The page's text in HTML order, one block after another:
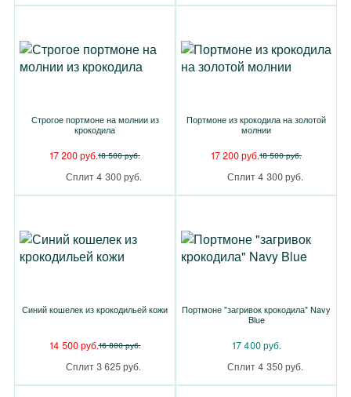
Строгое портмоне на молнии из
крокодила
17 200 руб.18 500 руб.
Сплит 4 300 руб.
Портмоне из крокодила на золотой
молнии
17 200 руб.18 500 руб.
Сплит 4 300 руб.
Синий кошелек из крокодильей кожи
14 500 руб.16 800 руб.
Сплит 3 625 руб.
Портмоне "загривок крокодила" Navy
Blue
17 400 руб.
Сплит 4 350 руб.